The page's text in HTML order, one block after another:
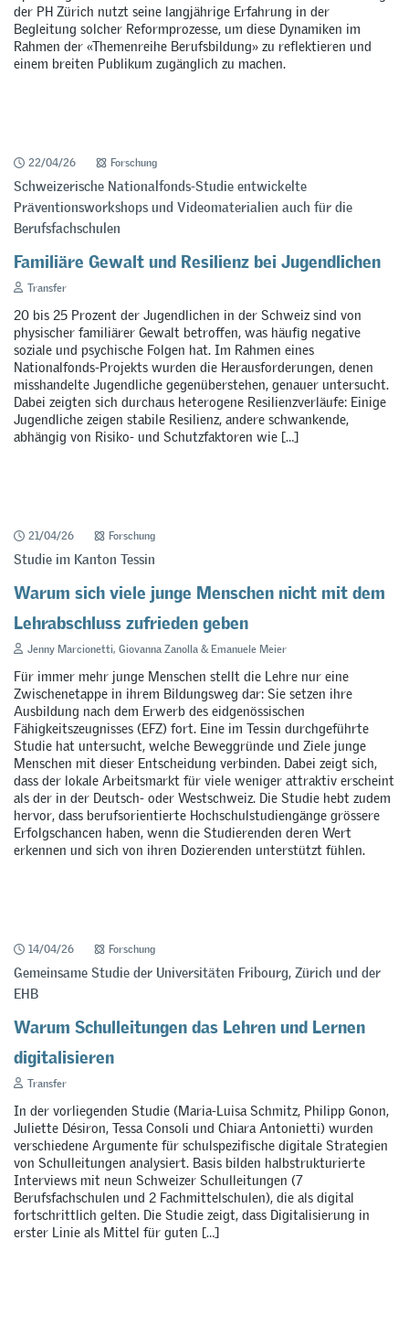
der PH Zürich nutzt seine langjährige Erfahrung in der
Begleitung solcher Reformprozesse, um diese Dynamiken im
Rahmen der «Themenreihe Berufsbildung» zu reflektieren und
einem breiten Publikum zugänglich zu machen.
22/04/26 Forschung
Schweizerische Nationalfonds-Studie entwickelte
Präventionsworkshops und Videomaterialien auch für die
Berufsfachschulen
Familiäre Gewalt und Resilienz bei Jugendlichen
Transfer
20 bis 25 Prozent der Jugendlichen in der Schweiz sind von
physischer familiärer Gewalt betroffen, was häufig negative
soziale und psychische Folgen hat. Im Rahmen eines
Nationalfonds-Projekts wurden die Herausforderungen, denen
misshandelte Jugendliche gegenüberstehen, genauer untersucht.
Dabei zeigten sich durchaus heterogene Resilienzverläufe: Einige
Jugendliche zeigen stabile Resilienz, andere schwankende,
abhängig von Risiko- und Schutzfaktoren wie […]
21/04/26 Forschung
Studie im Kanton Tessin
Warum sich viele junge Menschen nicht mit dem
Lehrabschluss zufrieden geben
Jenny Marcionetti, Giovanna Zanolla & Emanuele Meier
Für immer mehr junge Menschen stellt die Lehre nur eine
Zwischenetappe in ihrem Bildungsweg dar: Sie setzen ihre
Ausbildung nach dem Erwerb des eidgenössischen
Fähigkeitszeugnisses (EFZ) fort. Eine im Tessin durchgeführte
Studie hat untersucht, welche Beweggründe und Ziele junge
Menschen mit dieser Entscheidung verbinden. Dabei zeigt sich,
dass der lokale Arbeitsmarkt für viele weniger attraktiv erscheint
als der in der Deutsch- oder Westschweiz. Die Studie hebt zudem
hervor, dass berufsorientierte Hochschulstudiengänge grössere
Erfolgschancen haben, wenn die Studierenden deren Wert
erkennen und sich von ihren Dozierenden unterstützt fühlen.
14/04/26 Forschung
Gemeinsame Studie der Universitäten Fribourg, Zürich und der
EHB
Warum Schulleitungen das Lehren und Lernen
digitalisieren
Transfer
In der vorliegenden Studie (Maria-Luisa Schmitz, Philipp Gonon,
Juliette Désiron, Tessa Consoli und Chiara Antonietti) wurden
verschiedene Argumente für schulspezifische digitale Strategien
von Schulleitungen analysiert. Basis bilden halbstrukturierte
Interviews mit neun Schweizer Schulleitungen (7
Berufsfachschulen und 2 Fachmittelschulen), die als digital
fortschrittlich gelten. Die Studie zeigt, dass Digitalisierung in
erster Linie als Mittel für guten […]